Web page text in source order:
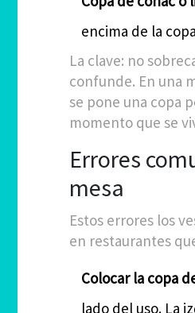
encima de la
La clave: no
confunde. En una
se pone una copa
momento que se
Errores
mesa
Estos errores los
en restaurantes
Colocar la copa
lado del uso. La